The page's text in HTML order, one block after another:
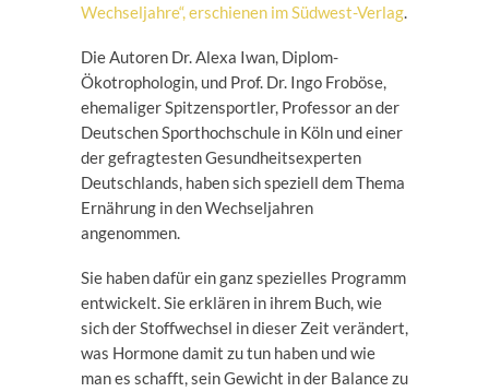
Wechseljahre“, erschienen im Südwest-Verlag.
Die Autoren Dr. Alexa Iwan, Diplom-
Ökotrophologin, und Prof. Dr. Ingo Froböse,
ehemaliger Spitzensportler, Professor an der
Deutschen Sporthochschule in Köln und einer
der gefragtesten Gesundheitsexperten
Deutschlands, haben sich speziell dem Thema
Ernährung in den Wechseljahren
angenommen.
Sie haben dafür ein ganz spezielles Programm
entwickelt. Sie erklären in ihrem Buch, wie
sich der Stoffwechsel in dieser Zeit verändert,
was Hormone damit zu tun haben und wie
man es schafft, sein Gewicht in der Balance zu